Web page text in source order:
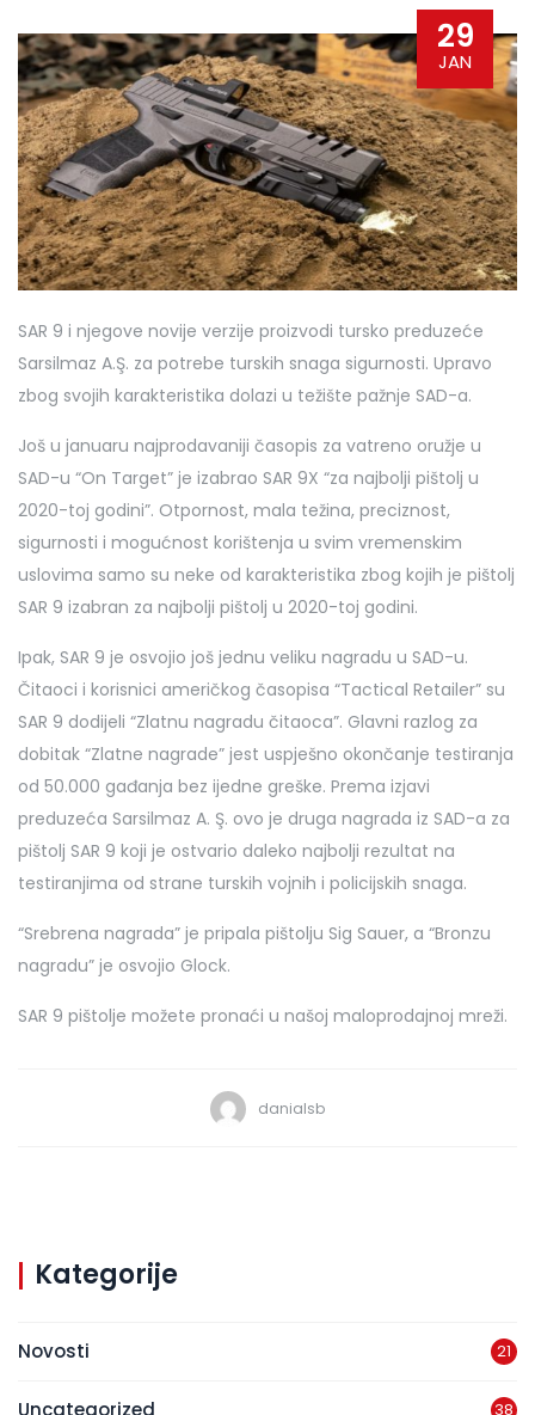
29
JAN
SAR 9 i njegove novije verzije proizvodi tursko preduzeće
Sarsilmaz A.Ş. za potrebe turskih snaga sigurnosti. Upravo
zbog svojih karakteristika dolazi u težište pažnje SAD-a.
Još u januaru najprodavaniji časopis za vatreno oružje u
SAD-u “On Target” je izabrao SAR 9X “za najbolji pištolj u
2020-toj godini”. Otpornost, mala težina, preciznost,
sigurnosti i mogućnost korištenja u svim vremenskim
uslovima samo su neke od karakteristika zbog kojih je pištolj
SAR 9 izabran za najbolji pištolj u 2020-toj godini.
Ipak, SAR 9 je osvojio još jednu veliku nagradu u SAD-u.
Čitaoci i korisnici američkog časopisa “Tactical Retailer” su
SAR 9 dodijeli “Zlatnu nagradu čitaoca”. Glavni razlog za
dobitak “Zlatne nagrade” jest uspješno okončanje testiranja
od 50.000 gađanja bez ijedne greške. Prema izjavi
preduzeća Sarsilmaz A. Ş. ovo je druga nagrada iz SAD-a za
pištolj SAR 9 koji je ostvario daleko najbolji rezultat na
testiranjima od strane turskih vojnih i policijskih snaga.
“Srebrena nagrada” je pripala pištolju Sig Sauer, a “Bronzu
nagradu” je osvojio Glock.
SAR 9 pištolje možete pronaći u našoj maloprodajnoj mreži.
danialsb
Kategorije
Novosti 21
38